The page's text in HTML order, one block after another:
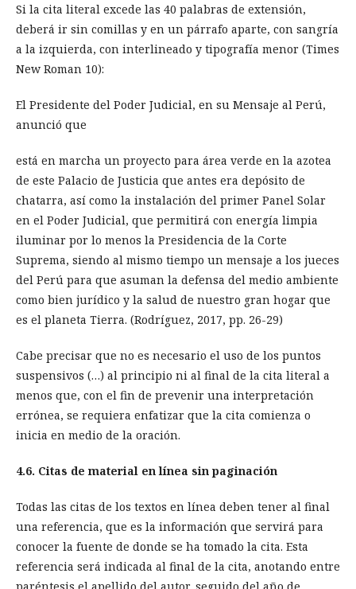
Si la cita literal excede las 40 palabras de extensión,
deberá ir sin comillas y en un párrafo aparte, con sangría
a la izquierda, con interlineado y tipografía menor (Times
New Roman 10):
El Presidente del Poder Judicial, en su Mensaje al Perú,
anunció que
está en marcha un proyecto para área verde en la azotea
de este Palacio de Justicia que antes era depósito de
chatarra, así como la instalación del primer Panel Solar
en el Poder Judicial, que permitirá con energía limpia
iluminar por lo menos la Presidencia de la Corte
Suprema, siendo al mismo tiempo un mensaje a los jueces
del Perú para que asuman la defensa del medio ambiente
como bien jurídico y la salud de nuestro gran hogar que
es el planeta Tierra. (Rodríguez, 2017, pp. 26-29)
Cabe precisar que no es necesario el uso de los puntos
suspensivos (…) al principio ni al final de la cita literal a
menos que, con el fin de prevenir una interpretación
errónea, se requiera enfatizar que la cita comienza o
inicia en medio de la oración.
4.6. Citas de material en línea sin paginación
Todas las citas de los textos en línea deben tener al final
una referencia, que es la información que servirá para
conocer la fuente de donde se ha tomado la cita. Esta
referencia será indicada al final de la cita, anotando entre